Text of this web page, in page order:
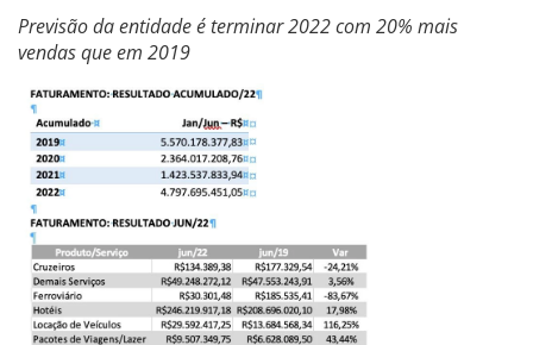
Previsão da entidade é terminar 2022 com 20% mais
vendas que em 2019